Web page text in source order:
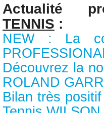
Actualité
TENNIS :
NEW : La
Découvrez la
ROLAND
Bilan très